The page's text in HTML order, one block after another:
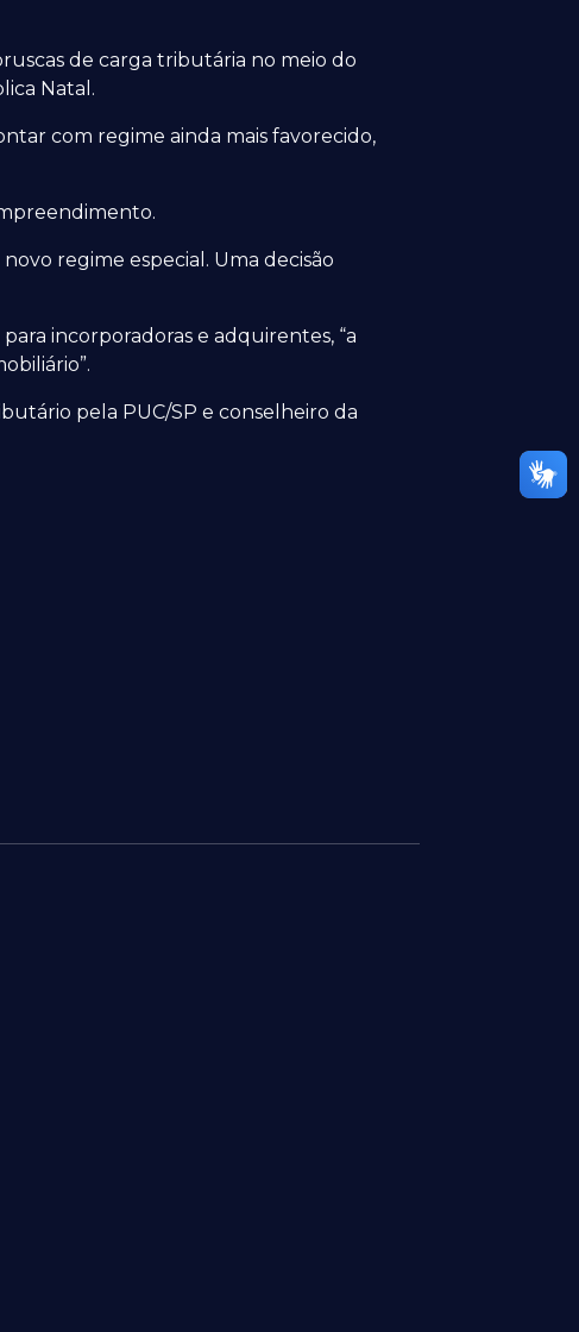
de carga tributária no meio do
Natal.
com regime ainda mais favorecido,
regime especial. Uma decisão
incorporadoras e adquirentes, “a
pela PUC/SP e conselheiro da